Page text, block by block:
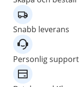
Snabb leverans
Personlig support